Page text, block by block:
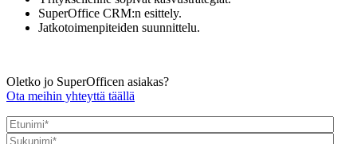
SuperOffice CRM:n esittely.
Jatkotoimenpiteiden suunnittelu.
Oletko jo SuperOfficen asiakas?
Ota meihin yhteyttä täällä